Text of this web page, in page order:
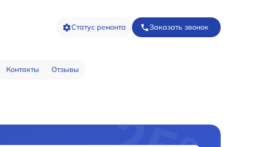
Статус ремонта Заказать звонок
Контакты Отзывы